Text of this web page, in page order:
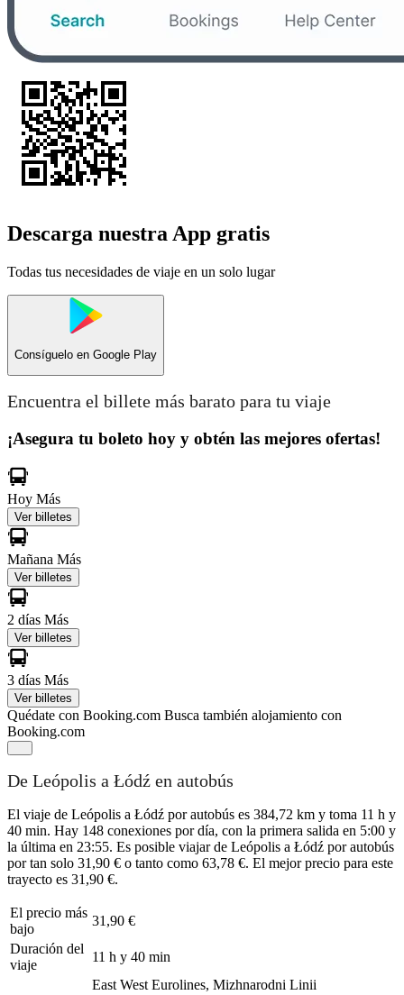
Descarga nuestra App gratis
Todas tus necesidades de viaje en un solo lugar
Consíguelo en Google Play
Encuentra el billete más barato para tu viaje
¡Asegura tu boleto hoy y obtén las mejores ofertas!
Hoy Más
Ver billetes
Mañana Más
Ver billetes
2 días Más
Ver billetes
3 días Más
Ver billetes
Quédate con Booking.com Busca también alojamiento con
Booking.com
De Leópolis a Łódź en autobús
El viaje de Leópolis a Łódź por autobús es 384,72 km y toma 11 h y
40 min. Hay 148 conexiones por día, con la primera salida en 5:00 y
la última en 23:55. Es posible viajar de Leópolis a Łódź por autobús
por tan solo 31,90 € o tanto como 63,78 €. El mejor precio para este
trayecto es 31,90 €.
El precio más
bajo
31,90 €
Duración del
viaje
11 h y 40 min
East West Eurolines, Mizhnarodni Linii